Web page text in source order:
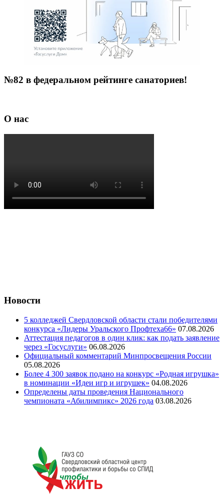
№82 в федеральном рейтинге санаториев!
О нас
Новости
5 колледжей Свердловской области стали победителями
конкурса «Лидеры Уральского Профтеха66» 07.08.2026
Аттестация педагогов в один клик: как подать заявление
через «Госуслуги» 06.08.2026
Официальный комментарий Минпросвещения России
05.08.2026
Более 4 300 заявок подано на конкурс «Родная игрушка»
в номинации «Идеи игр и игрушек» 04.08.2026
Определены даты проведения Национального
чемпионата «Абилимпикс» 2026 года 03.08.2026